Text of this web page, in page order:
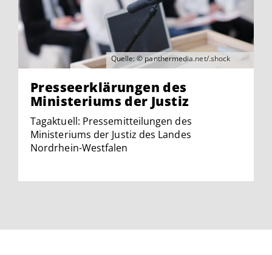
Quelle: © panthermedia.net/.shock
Presseerklärungen des
Ministeriums der Justiz
Tagaktuell: Pressemitteilungen des
Ministeriums der Justiz des Landes
Nordrhein-Westfalen